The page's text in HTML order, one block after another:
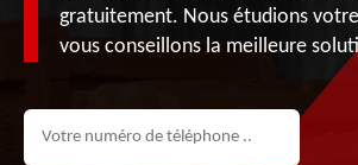
gratuitement. Nous étudions
vous conseillons la meilleure